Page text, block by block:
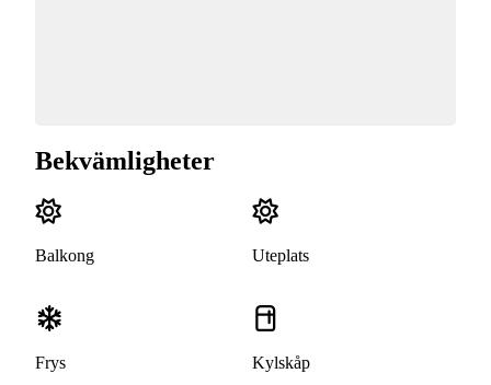
Bekvämligheter
Balkong Uteplats
Frys Kylskåp